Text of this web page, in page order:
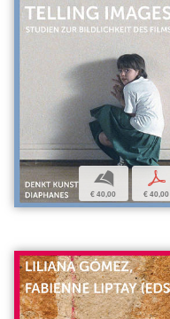
b
€ 40,00
p
€ 40,00